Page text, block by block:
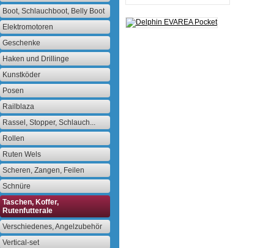
Boot, Schlauchboot, Belly Boot
Elektromotoren
Geschenke
Haken und Drillinge
Kunstköder
Posen
Railblaza
Rassel, Stopper, Schlauch...
Rollen
Ruten Wels
Scheren, Zangen, Feilen
Schnüre
Taschen, Koffer,
Rutenfutterale
Verschiedenes, Angelzubehör
Vertical-set